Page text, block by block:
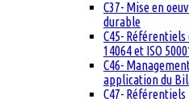
C37- Mise en
durable
C45- Référentiels
14064 et ISO
C46-
application du
C47-